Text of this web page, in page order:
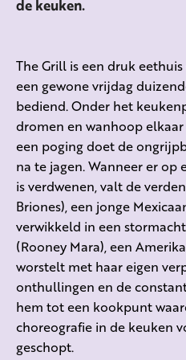
de keuken.
The Grill is een druk
een gewone vrijdag
bediend. Onder het
dromen en wanhoop
een poging doet de
na te jagen. Wanneer er op
is verdwenen, valt de
Briones), een jonge
verwikkeld in een
(Rooney Mara), een
worstelt met haar eigen
onthullingen en de
hem tot een kookpunt
choreografie in de keuken
geschopt.